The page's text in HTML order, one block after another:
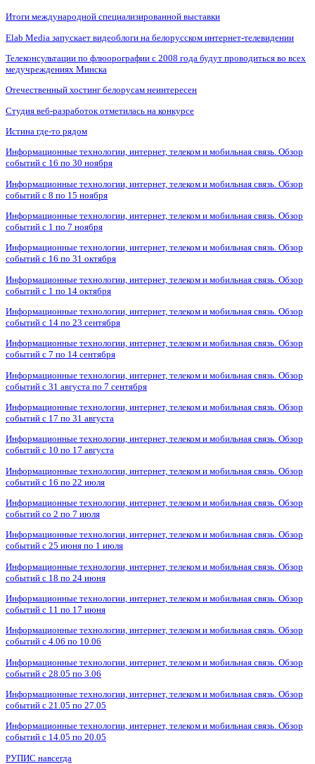
Итоги международной специализированной выставки
Elab Media запускает видеоблоги на белорусском интернет-телевидении
Телеконсультации по флюорографии с 2008 года будут проводиться во всех
медучреждениях Минска
Отечественный хостинг белорусам неинтересен
Студия веб-разработок отметилась на конкурсе
Истина где-то рядом
Информационные технологии, интернет, телеком и мобильная связь. Обзор
событий с 16 по 30 ноября
Информационные технологии, интернет, телеком и мобильная связь. Обзор
событий с 8 по 15 ноября
Информационные технологии, интернет, телеком и мобильная связь. Обзор
событий с 1 по 7 ноября
Информационные технологии, интернет, телеком и мобильная связь. Обзор
событий с 16 по 31 октября
Информационные технологии, интернет, телеком и мобильная связь. Обзор
событий с 1 по 14 октября
Информационные технологии, интернет, телеком и мобильная связь. Обзор
событий с 14 по 23 сентября
Информационные технологии, интернет, телеком и мобильная связь. Обзор
событий с 7 по 14 сентября
Информационные технологии, интернет, телеком и мобильная связь. Обзор
событий с 31 августа по 7 сентября
Информационные технологии, интернет, телеком и мобильная связь. Обзор
событий с 17 по 31 августа
Информационные технологии, интернет, телеком и мобильная связь. Обзор
событий с 10 по 17 августа
Информационные технологии, интернет, телеком и мобильная связь. Обзор
событий с 16 по 22 июля
Информационные технологии, интернет, телеком и мобильная связь. Обзор
событий со 2 по 7 июля
Информационные технологии, интернет, телеком и мобильная связь. Обзор
событий с 25 июня по 1 июля
Информационные технологии, интернет, телеком и мобильная связь. Обзор
событий с 18 по 24 июня
Информационные технологии, интернет, телеком и мобильная связь. Обзор
событий с 11 по 17 июня
Информационные технологии, интернет, телеком и мобильная связь. Обзор
событий с 4.06 по 10.06
Информационные технологии, интернет, телеком и мобильная связь. Обзор
событий с 28.05 по 3.06
Информационные технологии, интернет, телеком и мобильная связь. Обзор
событий с 21.05 по 27.05
Информационные технологии, интернет, телеком и мобильная связь. Обзор
событий с 14.05 по 20.05
РУПИС навсегда